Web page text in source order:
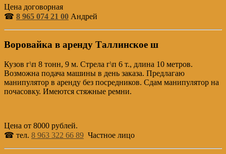
Цена договорная
☎ 8 965 074 21 00 Андрей
Воровайка в аренду Таллинское ш
Кузов г\п 8 тонн, 9 м. Стрела г\п 6 т., длина 10 метров.
Возможна подача машины в день заказа. Предлагаю
манипулятор в аренду без посредников. Сдам манипулятор на
почасовку. Имеются стяжные ремни.
Цена от 8000 рублей.
☎ тел. 8 963 322 66 89 Частное лицо